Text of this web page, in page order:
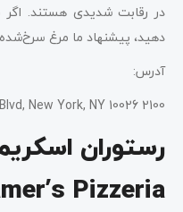
در رقابت شدیدی هستند.
دهید، پیشنهاد ما مرغ
آدرس:
2100 Frederick Douglass Blvd, New York, NY 10026
رستوران
Pizzeria